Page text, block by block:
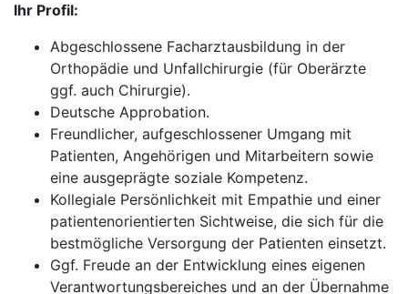
Ihr Profil:
Abgeschlossene Facharztausbildung in der
Orthopädie und Unfallchirurgie (für Oberärzte
ggf. auch Chirurgie).
Deutsche Approbation.
Freundlicher, aufgeschlossener Umgang mit
Patienten, Angehörigen und Mitarbeitern sowie
eine ausgeprägte soziale Kompetenz.
Kollegiale Persönlichkeit mit Empathie und einer
patientenorientierten Sichtweise, die sich für die
bestmögliche Versorgung der Patienten einsetzt.
Ggf. Freude an der Entwicklung eines eigenen
Verantwortungsbereiches und an der Übernahme